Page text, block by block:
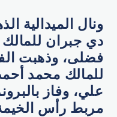
ونال الميدالية
دي جبران
فضلى، وذهبت
للمالك محمد
علي، وفاز
مربط رأس